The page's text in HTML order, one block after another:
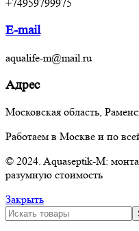
+74959799975
E-mail
aqualife-m@mail.ru
Адрес
Московская область,
Работаем в Москве и по
© 2024. Aquaseptik-M:
разумную стоимость
Закрыть